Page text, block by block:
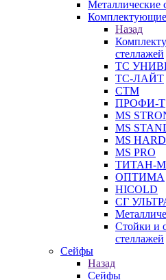
Металлические
Комплектующие
Назад
стеллажей
ТС
ТС-ЛАЙТ
СТМ
ПРОФИ-Т
MS
MS
MS HARD
MS PRO
ТИТАН-
ОПТИМА
HICOLD
СГ
Стойки и
стеллажей
Сейфы
Назад
Сейфы